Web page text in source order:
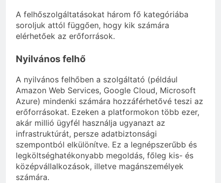
A felhőszolgáltatásokat három fő kategóriába
soroljuk attól függően, hogy kik számára
elérhetőek az erőforrások.
Nyilvános felhő
A nyilvános felhőben a szolgáltató (például
Amazon Web Services, Google Cloud, Microsoft
Azure) mindenki számára hozzáférhetővé teszi az
erőforrásokat. Ezeken a platformokon több ezer,
akár millió ügyfél használja ugyanazt az
infrastruktúrát, persze adatbiztonsági
szempontból elkülönítve. Ez a legnépszerűbb és
legköltséghatékonyabb megoldás, főleg kis- és
középvállalkozások, illetve magánszemélyek
számára.